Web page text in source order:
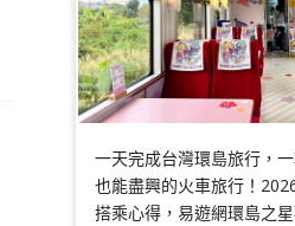
一天完成台灣環島旅行，
也能盡興的火車旅行！
搭乘心得，易遊網環島之